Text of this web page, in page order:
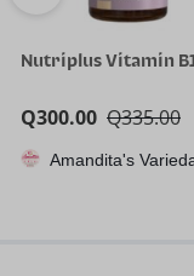
Nutriplus Vitamin
Q335.00
Q300.00
Amandita's